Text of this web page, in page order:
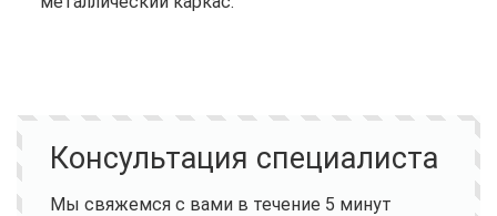
Консультация специалиста
Мы свяжемся с вами в течение 5 минут